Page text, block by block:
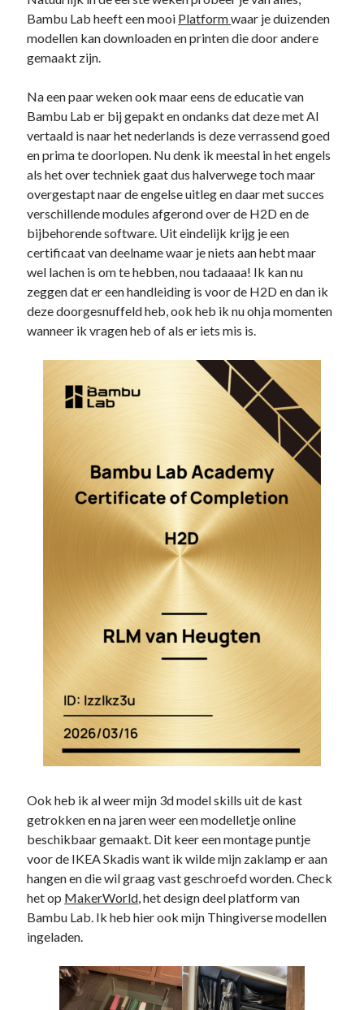
Bambu Lab heeft een mooi Platformwaar je duizenden
modellen kan downloaden en printen die door andere
gemaakt zijn.
Na een paar weken ook maar eens de educatie van
Bambu Lab er bij gepakt en ondanks dat deze met AI
vertaald is naar het nederlands is deze verrassend goed
en prima te doorlopen. Nu denk ik meestal in het engels
als het over techniek gaat dus halverwege toch maar
overgestapt naar de engelse uitleg en daar met succes
verschillende modules afgerond over de H2D en de
bijbehorende software. Uit eindelijk krijg je een
certificaat van deelname waar je niets aan hebt maar
wel lachen is om te hebben, nou tadaaaa! Ik kan nu
zeggen dat er een handleiding is voor de H2D en dan ik
deze doorgesnuffeld heb, ook heb ik nu ohja momenten
wanneer ik vragen heb of als er iets mis is.
Ook heb ik al weer mijn 3d model skills uit de kast
getrokken en na jaren weer een modelletje online
beschikbaar gemaakt. Dit keer een montage puntje
voor de IKEA Skadis want ik wilde mijn zaklamp er aan
hangen en die wil graag vast geschroefd worden. Check
het op MakerWorld , het design deel platform van
Bambu Lab. Ik heb hier ook mijn Thingiverse modellen
ingeladen.